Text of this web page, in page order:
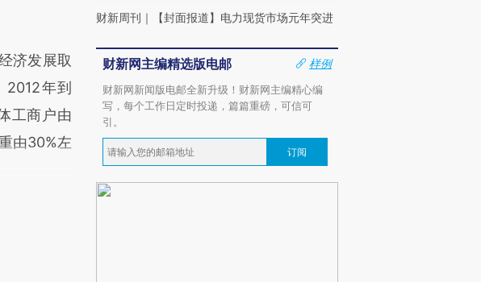
济发展取
年到
工商户由
由30%左
财新周刊 ｜ 【封面报道】电力现货市场元年突进
财新网主编精选版电邮
样例
财新网新闻版电邮全新升级！财新网主编精心编
写，每个工作日定时投递，篇篇重磅，可信可
引。
订阅